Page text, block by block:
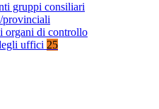
gruppi consiliari
provinciali
organi di controllo
uffici 25